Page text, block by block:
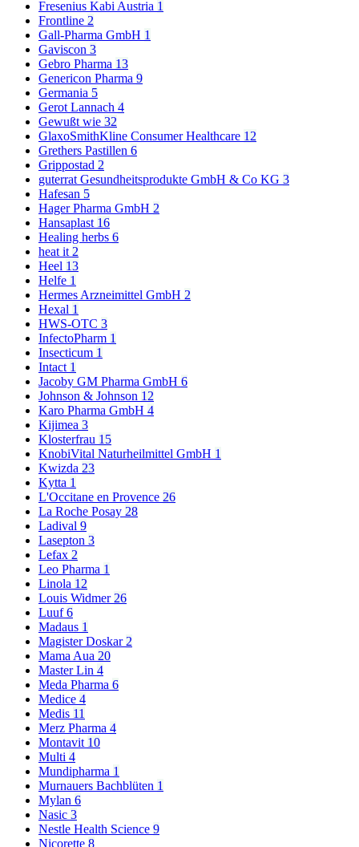
Fresenius Kabi Austria 1
Frontline 2
Gall-Pharma GmbH 1
Gaviscon 3
Gebro Pharma 13
Genericon Pharma 9
Germania 5
Gerot Lannach 4
Gewußt wie 32
GlaxoSmithKline Consumer Healthcare 12
Grethers Pastillen 6
Grippostad 2
guterrat Gesundheitsprodukte GmbH & Co KG 3
Hafesan 5
Hager Pharma GmbH 2
Hansaplast 16
Healing herbs 6
heat it 2
Heel 13
Helfe 1
Hermes Arzneimittel GmbH 2
Hexal 1
HWS-OTC 3
InfectoPharm 1
Insecticum 1
Intact 1
Jacoby GM Pharma GmbH 6
Johnson & Johnson 12
Karo Pharma GmbH 4
Kijimea 3
Klosterfrau 15
KnobiVital Naturheilmittel GmbH 1
Kwizda 23
Kytta 1
L'Occitane en Provence 26
La Roche Posay 28
Ladival 9
Lasepton 3
Lefax 2
Leo Pharma 1
Linola 12
Louis Widmer 26
Luuf6
Madaus 1
Magister Doskar 2
Mama Aua 20
Master Lin 4
Meda Pharma 6
Medice 4
Medis 11
Merz Pharma 4
Montavit 10
Multi 4
Mundipharma 1
Murnauers Bachblüten 1
Mylan 6
Nasic 3
Nestle Health Science 9
Nicorette 8